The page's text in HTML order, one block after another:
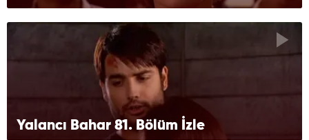
Yalancı Bahar 81. Bölüm İzle